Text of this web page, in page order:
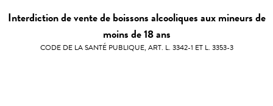
Interdiction de vente de boissons alcooliques aux mineurs de
moins de 18 ans
CODE DE LA SANTÉ PUBLIQUE, ART. L. 3342-1 ET L. 3353-3